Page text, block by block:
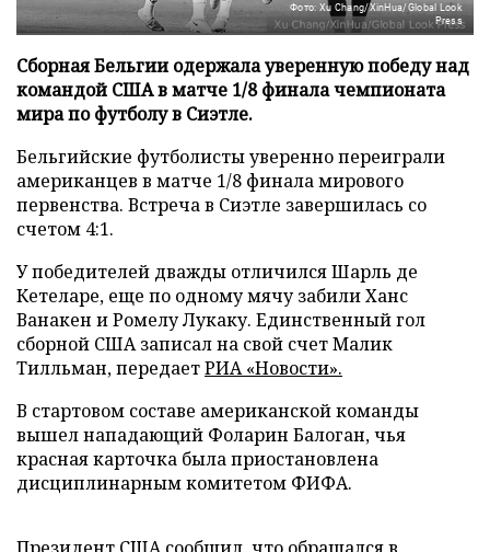
Фото: Xu Chang/XinHua/Global Look
Press
Сборная Бельгии одержала уверенную победу над
командой США в матче 1/8 финала чемпионата
мира по футболу в Сиэтле.
Бельгийские футболисты уверенно переиграли
американцев в матче 1/8 финала мирового
первенства. Встреча в Сиэтле завершилась со
счетом 4:1.
У победителей дважды отличился Шарль де
Кетеларе, еще по одному мячу забили Ханс
Ванакен и Ромелу Лукаку. Единственный гол
сборной США записал на свой счет Малик
Тилльман, передаетРИА «Новости».
В стартовом составе американской команды
вышел нападающий Фоларин Балоган, чья
красная карточка была приостановлена
дисциплинарным комитетом ФИФА.